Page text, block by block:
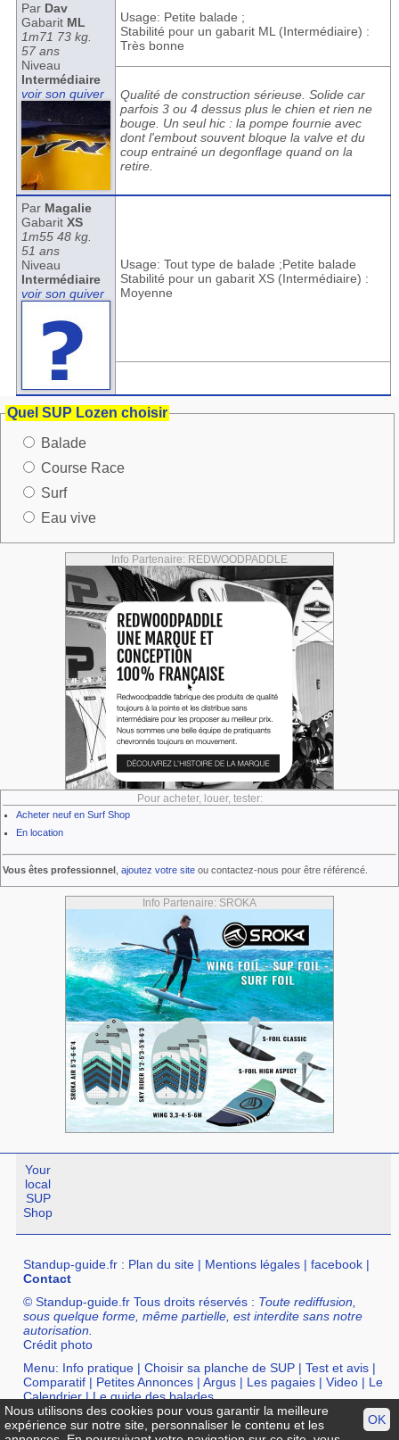
Par Dav
Gabarit ML
1m71 73 kg.
57 ans
Niveau
Intermédiaire
voir son quiver
Usage: Petite balade ;
Stabilité pour un gabarit ML (Intermédiaire) :
Très bonne
Qualité de construction sérieuse. Solide car
parfois 3 ou 4 dessus plus le chien et rien ne
bouge. Un seul hic : la pompe fournie avec
dont l'embout souvent bloque la valve et du
coup entrainé un degonflage quand on la
retire.
Par Magalie
Gabarit XS
1m55 48 kg.
51 ans
Niveau
Intermédiaire
voir son quiver
Usage: Tout type de balade ;Petite balade
Stabilité pour un gabarit XS (Intermédiaire) :
Moyenne
Quel SUP Lozen choisir
Balade
Course Race
Surf
Eau vive
Info Partenaire: REDWOODPADDLE
Pour acheter, louer, tester:
Acheter neuf en Surf Shop
En location
Vous êtes professionnel ajoutez votre site ou contactez-nous pour être référencé.
Info Partenaire: SROKA
Your
local
SUP
Shop
Standup-guide.fr : Plan du site | Mentions légales |facebook |
Contact
© Standup-guide.fr Tous droits réservés : Toute rediffusion,
sous quelque forme, même partielle, est interdite sans notre
autorisation.
Crédit photo
Menu: Info pratique |Choisir sa planche de SUP |Test et avis |
Comparatif | Petites Annonces |Argus | Les pagaies |Video | Le
Calendrier|Le guide des balades
Annuaire : SurfShop et Magasins pour acheter un SUP
Points
Location de SUP|Ecole de SUP
OK
Nous utilisons des cookies pour vous garantir la meilleure
expérience sur notre site, personnaliser le contenu et les